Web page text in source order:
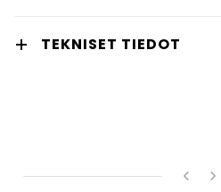
TEKNISET TIEDOT